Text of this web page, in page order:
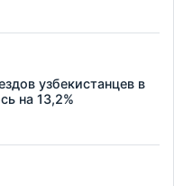
узбекистанцев в
на 13,2%